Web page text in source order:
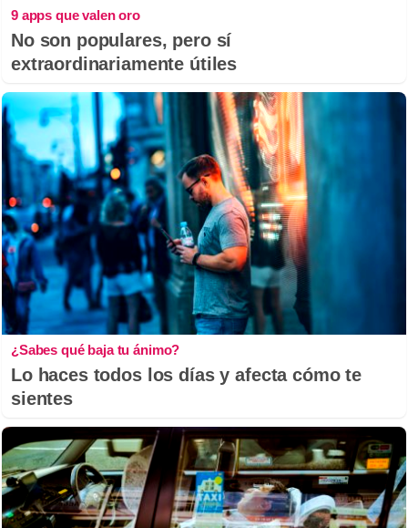
9 apps que valen oro
No son populares, pero sí
extraordinariamente útiles
¿Sabes qué baja tu ánimo?
Lo haces todos los días y afecta cómo te
sientes